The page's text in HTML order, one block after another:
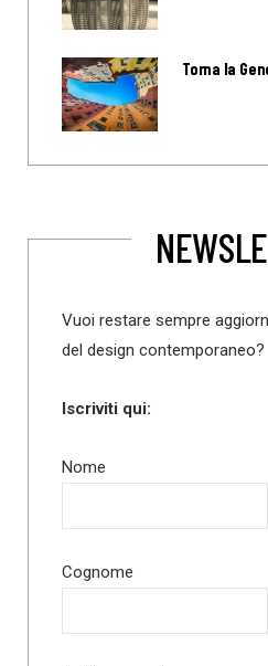
Torna la
Vuoi restare sempre
del design contemporaneo?
Iscriviti qui:
Nome
Cognome